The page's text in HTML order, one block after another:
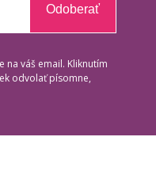
Odoberať
na váš email. Kliknutím
odvolať písomne,